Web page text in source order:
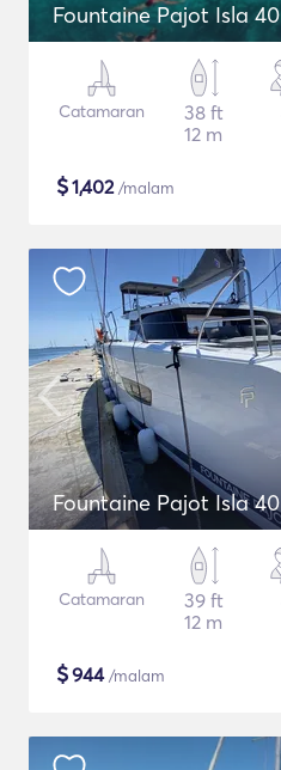
Fountaine Pajot Isla 40
Catamaran
38 ft
12 m
$1,402/malam
Fountaine Pajot Isla 40
Catamaran
39 ft
12 m
$944/malam